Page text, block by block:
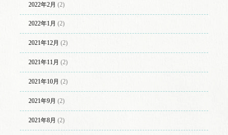
2022年2月 (2)
2022年1月 (2)
2021年12月 (2)
2021年11月 (2)
2021年10月 (2)
2021年9月 (2)
2021年8月 (2)